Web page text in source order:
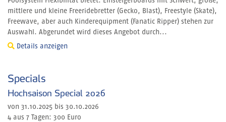
mittlere und kleine Freeridebretter (Gecko, Blast), Freestyle (Skate),
Freewave, aber auch Kinderequipment (Fanatic Ripper) stehen zur
Auswahl. Abgerundet wird dieses Angebot durch...
Details anzeigen
Specials
Hochsaison Special 2026
von 31.10.2025 bis 30.10.2026
4 aus 7 Tagen: 300 Euro